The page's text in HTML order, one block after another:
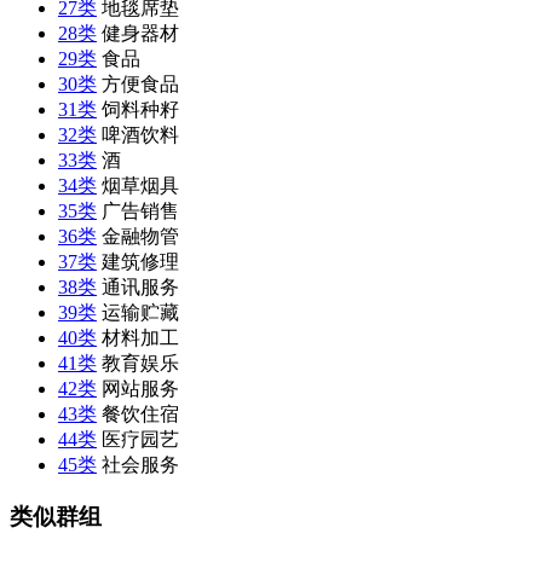
27类 地毯席垫
28类 健身器材
29类 食品
30类 方便食品
31类 饲料种籽
32类 啤酒饮料
33类 酒
34类 烟草烟具
35类 广告销售
36类 金融物管
37类 建筑修理
38类 通讯服务
39类 运输贮藏
40类 材料加工
41类 教育娱乐
42类 网站服务
43类 餐饮住宿
44类 医疗园艺
45类 社会服务
类似群组